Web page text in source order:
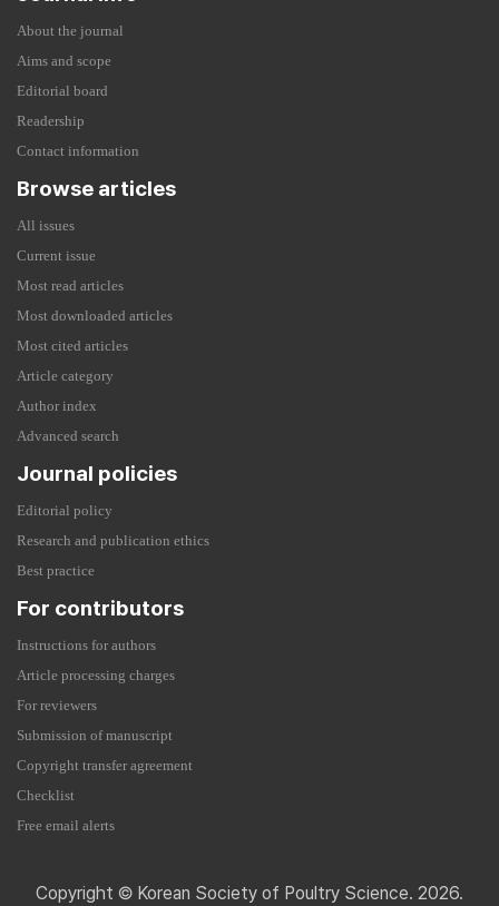
About the journal
Aims and scope
Editorial board
Readership
Contact information
Browse articles
All issues
Current issue
Most read articles
Most downloaded articles
Most cited articles
Article category
Author index
Advanced search
Journal policies
Editorial policy
Research and publication ethics
Best practice
For contributors
Instructions for authors
Article processing charges
For reviewers
Submission of manuscript
Copyright transfer agreement
Checklist
Free email alerts
Copyright © Korean Society of Poultry Science. 2026.